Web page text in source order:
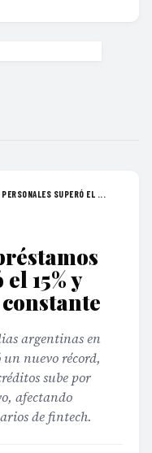
SUPERÓ EL ...
15% y
argentinas en
un nuevo récord,
sube por
afectando
de fintech.